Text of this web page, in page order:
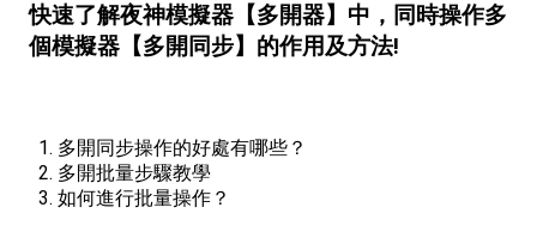
快速了解夜神模擬器【多開器】中，同時操作多
個模擬器【多開同步】的作用及方法!
多開同步操作的好處有哪些？
多開批量步驟教學
如何進行批量操作？